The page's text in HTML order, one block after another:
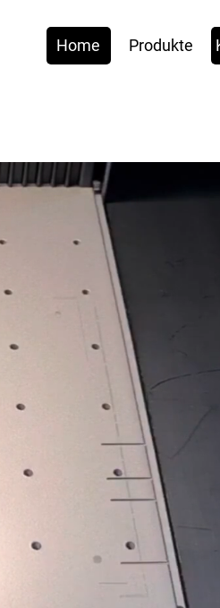
Home Produkte